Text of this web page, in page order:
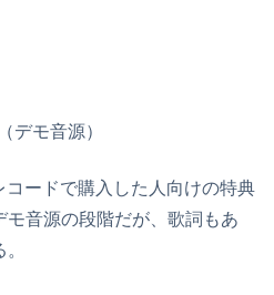
デモ音源）
コードで購入した人向けの特典
音源の段階だが、歌詞もあ